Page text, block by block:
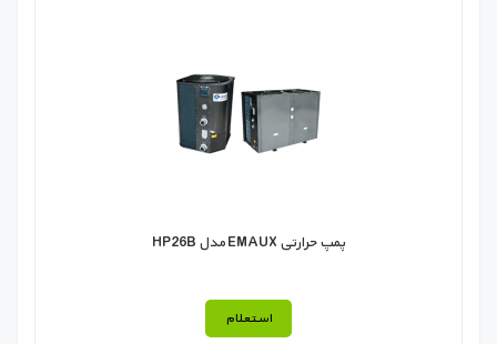
پمپ حرارتی EMAUX مدل HP26B
استعلام